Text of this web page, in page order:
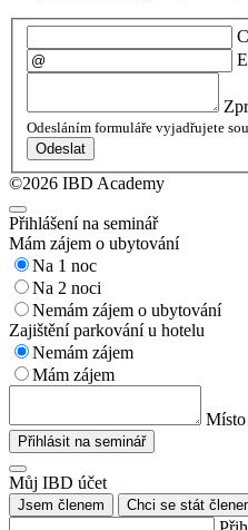
Odesláním formuláře vyjadřujete
Odeslat
©2026 IBD Academy
Přihlášení na seminář
Mám zájem o ubytování
Na 1 noc
Na 2 noci
Nemám zájem o ubytování
Zajištění parkování u hotelu
Nemám zájem
Mám zájem
Místo
Přihlásit na seminář
Můj IBD účet
Jsem členem Chci se stát